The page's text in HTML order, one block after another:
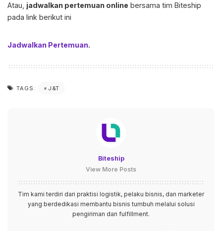
Atau, jadwalkan pertemuan online bersama tim Biteship
pada link berikut ini
Jadwalkan Pertemuan.
TAGS: J&T
Biteship
View More Posts
Tim kami terdiri dari praktisi logistik, pelaku bisnis, dan marketer
yang berdedikasi membantu bisnis tumbuh melalui solusi
pengiriman dan fulfillment.